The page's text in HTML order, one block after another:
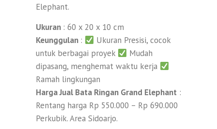
Elephant.
Ukuran : 60 x 20 x 10 cm
Keunggulan :
Ukuran Presisi, cocok
untuk berbagai proyek
Mudah
dipasang, menghemat waktu kerja
Ramah lingkungan
Harga Jual Bata Ringan Grand Elephant :
Rentang harga Rp 550.000 – Rp 690.000
Perkubik. Area Sidoarjo.